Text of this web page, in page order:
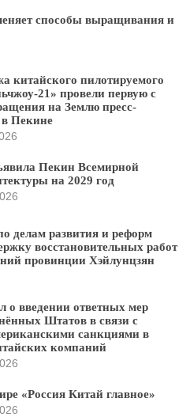
способы выращивания и
китайского пилотируемого
21» провели первую с
на Землю пресс-
Пекине
Пекин Всемирной
на 2029 год
делам развития и реформ
восстановительных работ
провинции Хэйлунцзян
о введении ответных мер
Штатов в связи с
санкциями в
компаний
«Россия Китай главное»